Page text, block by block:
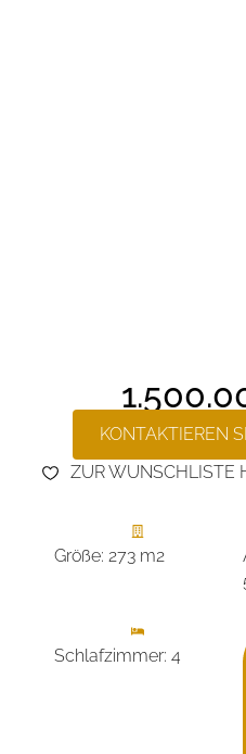
KONTAKTIEREN
ZUR WUNSCHLISTE
Größe: 273 m2
Schlafzimmer: 4